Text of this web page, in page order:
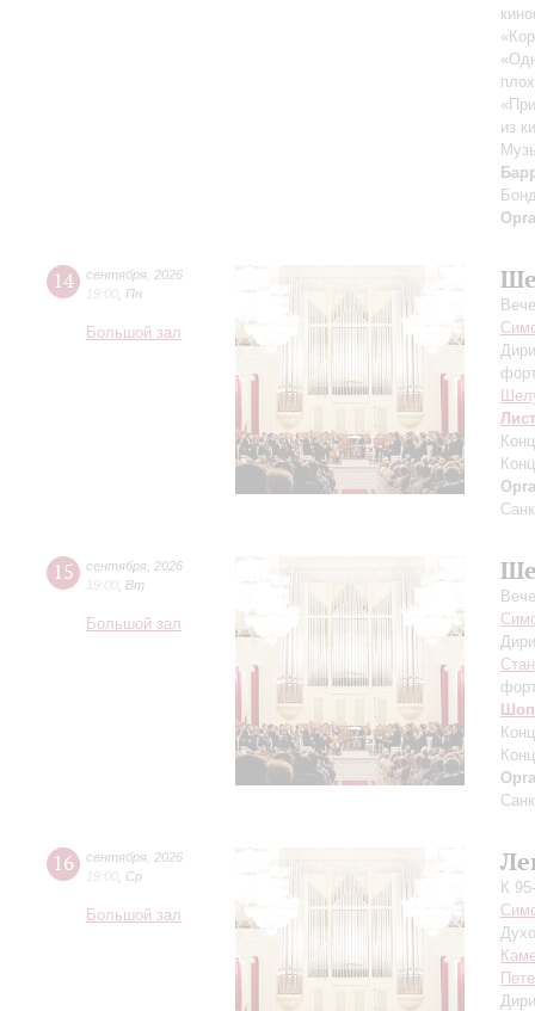
из
14 сентября 2026
19:00 Пн
Большой зал
Лист
15 сентября 2026
19:00 Вт
Большой зал
16 сентября 2026
19:00 Ср
Большой зал
К